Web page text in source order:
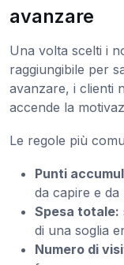
avanzare
Una volta scelti i
raggiungibile per
avanzare, i clienti
accende la
Le regole più
Punti
da capire e
Spesa totale:
di una soglia
Numero di